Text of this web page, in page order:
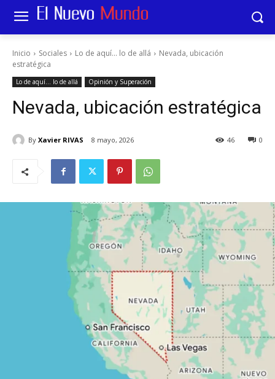
Inicio Sociales Lo de aquí... lo de allá
Nevada, ubicación
estratégica
Lo de aquí... lo de allá Opinión y Superación
Nevada, ubicación estratégica
By Xavier RIVAS 8 mayo, 2026 0
46